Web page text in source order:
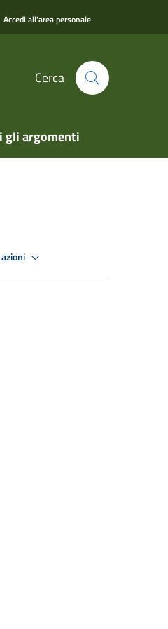
Accedi all'area personale
Cerca
gli argomenti